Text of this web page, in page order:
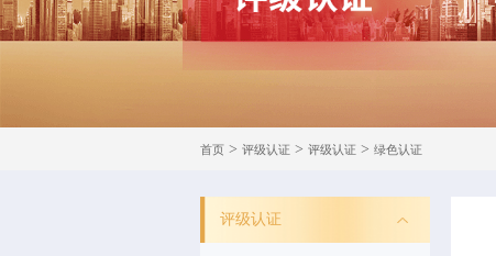
首页 > 评级认证 > 评级认证 > 绿色认证
评级认证